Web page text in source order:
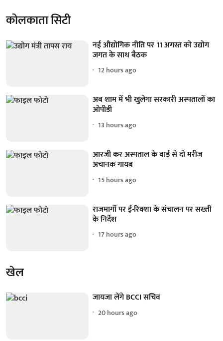
कोलकाता सिटी
नई औद्योगिक नीति पर 11 अगस्त को उद्योग
जगत के साथ बैठक
12 hours ago
अब शाम में भी खुलेगा सरकारी अस्पतालों का
ओपीडी
13 hours ago
आरजी कर अस्पताल के वार्ड से दो मरीज
अचानक गायब
15 hours ago
राजमार्गों पर ई-रिक्शा के संचालन पर सख्ती
के निर्देश
17 hours ago
खेल
जायजा लेंगे BCCI सचिव
20 hours ago